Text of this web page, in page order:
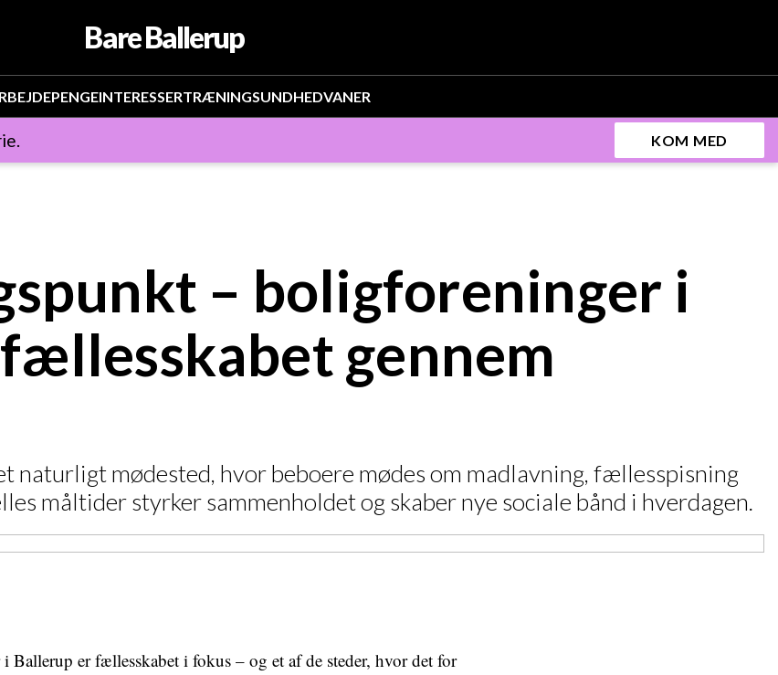
Bare Ballerup
PENGEINTERESSERTRÆNINGSUNDHEDVANER
KOM MED
– boligforeninger i
gennem
naturligt mødested, hvor beboere mødes om madlavning, fællesspisning
måltider styrker sammenholdet og skaber nye sociale bånd i hverdagen.
Ballerup er fællesskabet i fokus – og et af de steder, hvor det for